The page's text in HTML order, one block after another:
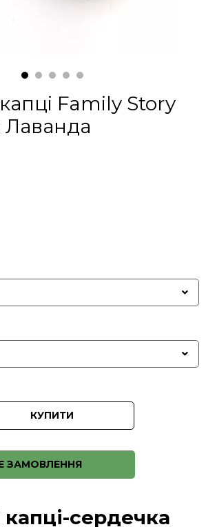
Family Story
Лаванда
КУПИТИ
ЗАМОВЛЕННЯ
сердечка